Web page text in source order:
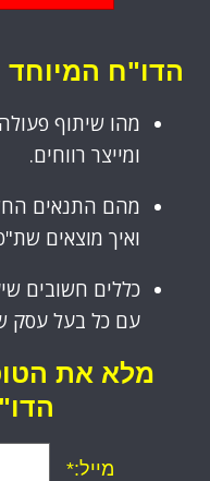
הדו"ח המיוחד
מהו שיתוף
ומייצר רווחים.
מהם התנאים
ואיך מוצאים
כללים חשובים
עם כל בעל עסק
מלא את
מייל:*